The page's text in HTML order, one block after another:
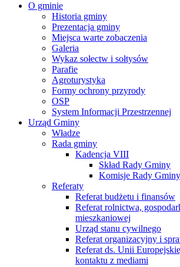
O gminie
Historia gminy
Prezentacja gminy
Miejsca warte zobaczenia
Galeria
Wykaz sołectw i sołtysów
Parafie
Agroturystyka
Formy ochrony przyrody
OSP
System Informacji Przestrzennej
Urząd Gminy
Władze
Rada gminy
Kadencja VIII
Skład Rady Gminy
Komisje Rady Gminy
Referaty
Referat budżetu i finansów
Referat rolnictwa,
mieszkaniowej
Urząd stanu cywilnego
Referat organizacyjny i
Referat ds. Unii
kontaktu z mediami